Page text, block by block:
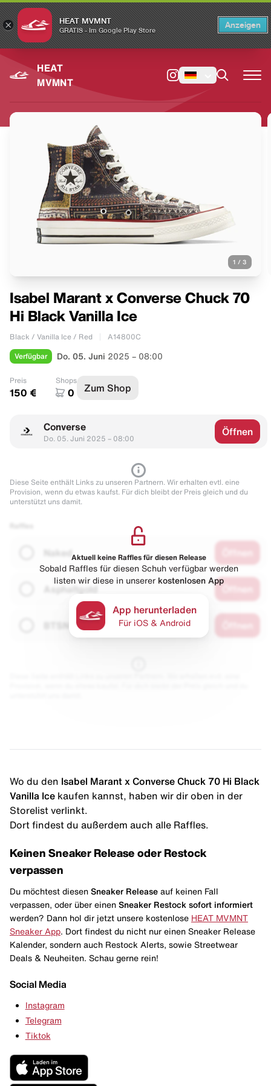
× HEAT MVMNT
GRATIS - Im Google Play Store
Anzeigen
HEAT
MVMNT
1 / 3
Isabel Marant x Converse Chuck 70
Hi Black Vanilla Ice
Black / Vanilla Ice / Red A14800C
Verfügbar Do. 05. Juni 2025 – 08:00
Preis
150 €
Shops
0 Zum Shop
Converse
Do. 05. Juni 2025 – 08:00
Öffnen
Diese Seite enthält Links zu unseren Partnern. Wir erhalten evtl. eine
Provision, wenn du etwas kaufst. Für dich bleibt der Preis gleich und du
unterstützt uns damit.
Naked
Asphaltgold
Aktuell keine Raffles für diesen Release
Sobald Raffles für diesen Schuh verfügbar werden
listen wir diese in unserer kostenlosen App
App herunterladen
Für iOS & Android
Wo du den Isabel Marant x Converse Chuck 70 Hi Black
Vanilla Ice kaufen kannst, haben wir dir oben in der
Storelist verlinkt.
Dort findest du außerdem auch alle Raffles.
Keinen Sneaker Release oder Restock
verpassen
Du möchtest diesen Sneaker Release auf keinen Fall
verpassen, oder über einen Sneaker Restock sofort informiert
werden? Dann hol dir jetzt unsere kostenlose HEAT MVMNT
Sneaker App . Dort findest du nicht nur einen Sneaker Release
Kalender, sondern auch Restock Alerts, sowie Streetwear
Deals & Neuheiten. Schau gerne rein!
Social Media
Instagram
Telegram
Tiktok
Switch to the English version? Switch ×